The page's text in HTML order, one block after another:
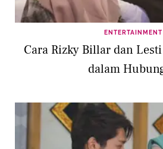
ENTERTAINMENT
Cara Rizky Billar dan
dalam